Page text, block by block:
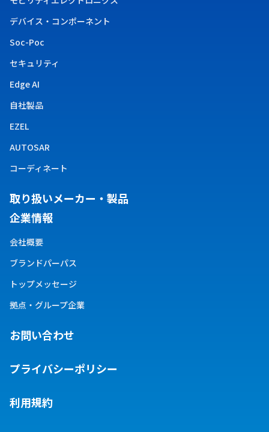
デバイス・コンポーネント
Soc-Poc
セキュリティ
Edge AI
自社製品
EZEL
AUTOSAR
コーディネート
取り扱い​メーカー・製品
企業情報
会社概要
ブランドパーパス
トップメッセージ
拠点・グループ企業
お問い合わせ
プライバシーポリシー
利用規約